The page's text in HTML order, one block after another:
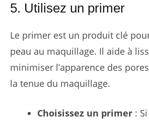
5. Utilisez un primer
Le primer est un produit clé
peau au maquillage. Il aide à
minimiser l’apparence des
la tenue du maquillage.
Choisissez un primer :